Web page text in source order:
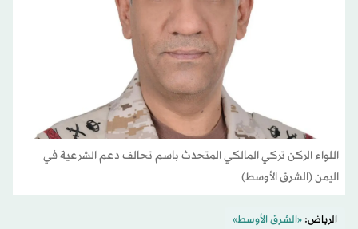
اللواء الركن تركي المالكي المتحدث باسم تحالف دعم الشرعية في
اليمن (الشرق الأوسط)
الرياض:«الشرق الأوسط»